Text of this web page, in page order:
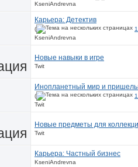
KseniAndrevna
Карьера: Детектив
(
1
KseniAndrevna
Новые навыки в игре
Twit
Инопланетный мир и
(
1
Twit
Новые предметы для
Twit
Карьера: Частный бизнес
KseniAndrevna